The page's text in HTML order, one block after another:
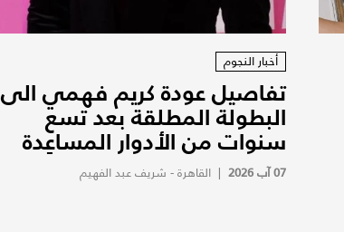
أخبار النجوم
تفاصيل عودة كريم فهمي الى
البطولة المطلقة بعد تسع
سنوات من الأدوار المساعِدة
07 آب 2026 | القاهرة - شريف عبد الفهيم